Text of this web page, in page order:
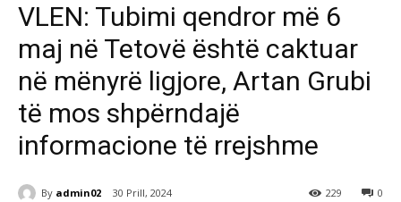
VLEN: Tubimi qendror më 6
maj në Tetovë është caktuar
në mënyrë ligjore, Artan Grubi
të mos shpërndajë
informacione të rrejshme
By admin02 30 Prill, 2024 0
229